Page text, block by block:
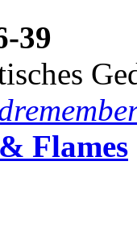
39
Flames